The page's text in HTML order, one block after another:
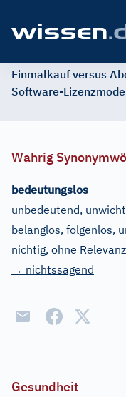
Einmalkauf versus
Software-
Wahrig
bedeutungslos
unbedeutend,
belanglos, folgenlos,
nichtig, ohne
→ nichtssagend
Gesundheit